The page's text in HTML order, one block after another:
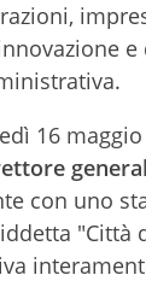
e
16
con uno
"Città